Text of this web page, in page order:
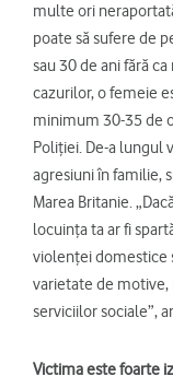
multe ori
poate să sufere de
sau 30 de ani fără
cazurilor, o femeie
minimum 30-35 de
Poliției. De-a lungul
agresiuni în familie,
Marea Britanie.
locuința ta ar fi
violenței domestice
varietate de motive,
serviciilor sociale”,
Victima este foarte